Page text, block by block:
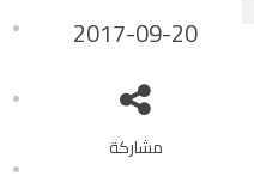
2017-09-20
مشاركة